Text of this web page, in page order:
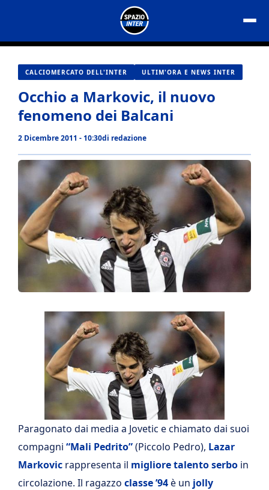
contenuto
CALCIOMERCATO DELL'INTER ULTIM'ORA E NEWS INTER
Occhio a Markovic, il nuovo
fenomeno dei Balcani
2 Dicembre 2011 - 10:30di redazione
Paragonato dai media a Jovetic e chiamato dai suoi
compagni “Mali Pedrito”(Piccolo Pedro), Lazar
Markovic rappresenta il migliore talento serbo in
circolazione. Il ragazzo classe ’94è un jolly